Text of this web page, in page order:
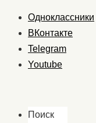
Одноклассники
ВКонтакте
Telegram
Youtube
Поиск